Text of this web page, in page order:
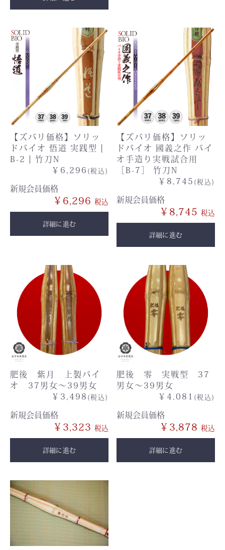
【ズバリ価格】ソリッ
ドバイオ 悟道 実践型 [
B-2 ] 竹刀N
￥6,296 (税込)
新規会員価格
￥6,296
詳細に進む
【ズバリ価格】ソリッ
ドバイオ 國義之作 バイ
オ手造り実戦試合用
［B-7］ 竹刀N
￥8,745 (税込)
新規会員価格
￥8,745
詳細に進む
肥後 紫月 上製バイ
オ 37男女～39男女
￥3,498 (税込)
新規会員価格
￥3,323
詳細に進む
肥後 零 実戦型 37
男女～39男女
￥4,081 (税込)
新規会員価格
￥3,878
詳細に進む